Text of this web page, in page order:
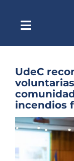
contenidoToggle
UdeC
incendios
Ver
imagen
grande